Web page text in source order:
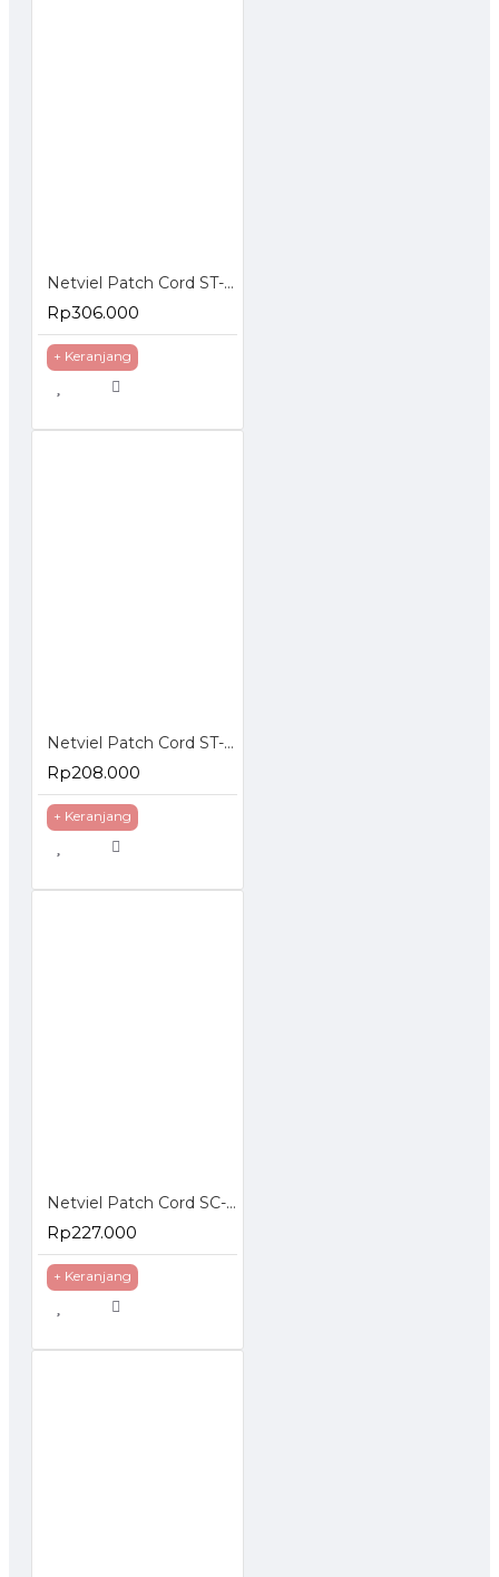
Netviel Patch Cord ST-LC Singlemode
Rp306.000
+ Keranjang
Netviel Patch Cord ST-SC Multimode
Rp208.000
+ Keranjang
Netviel Patch Cord SC-SC Singlemode
Rp227.000
+ Keranjang